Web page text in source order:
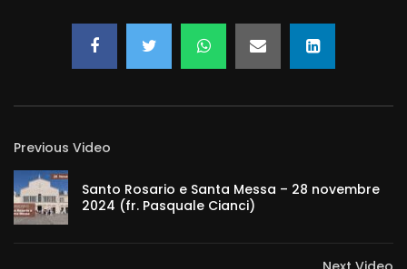
Previous Video
Santo Rosario e Santa Messa – 28 novembre
2024 (fr. Pasquale Cianci)